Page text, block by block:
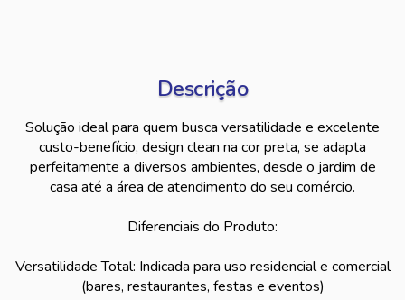
Descrição
Solução ideal para quem busca versatilidade e excelente
custo-benefício, design clean na cor preta, se adapta
perfeitamente a diversos ambientes, desde o jardim de
casa até a área de atendimento do seu comércio.
Diferenciais do Produto:
Versatilidade Total: Indicada para uso residencial e comercial
(bares, restaurantes, festas e eventos)